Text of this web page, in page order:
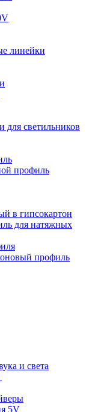
линейки
для светильников
профиль
в гипсокартон
для натяжных
профиль
и света
5V